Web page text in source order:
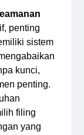
penting
sistem
kunci,
penting.
filing
yang